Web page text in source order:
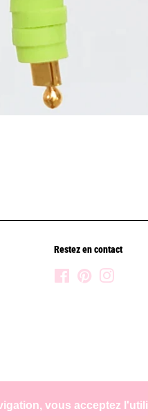
vous acceptez
Restez en contact
FacebookPinterest